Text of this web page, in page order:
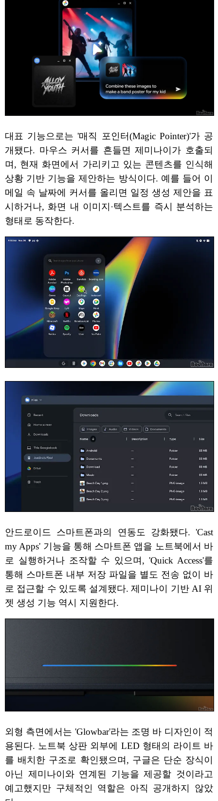
대표 기능으로는 '매직 포인터(Magic Pointer)'가 공
개됐다. 마우스 커서를 흔들면 제미나이가 호출되
며, 현재 화면에서 가리키고 있는 콘텐츠를 인식해
상황 기반 기능을 제안하는 방식이다. 예를 들어 이
메일 속 날짜에 커서를 올리면 일정 생성 제안을 표
시하거나, 화면 내 이미지·텍스트를 즉시 분석하는
형태로 동작한다.
안드로이드 스마트폰과의 연동도 강화됐다. 'Cast
my Apps' 기능을 통해 스마트폰 앱을 노트북에서 바
로 실행하거나 조작할 수 있으며, 'Quick Access'를
통해 스마트폰 내부 저장 파일을 별도 전송 없이 바
로 접근할 수 있도록 설계됐다. 제미나이 기반 AI 위
젯 생성 기능 역시 지원한다.
외형 측면에서는 'Glowbar'라는 조명 바 디자인이 적
용된다. 노트북 상판 외부에 LED 형태의 라이트 바
를 배치한 구조로 확인됐으며, 구글은 단순 장식이
아닌 제미나이와 연계된 기능을 제공할 것이라고
예고했지만 구체적인 역할은 아직 공개하지 않았